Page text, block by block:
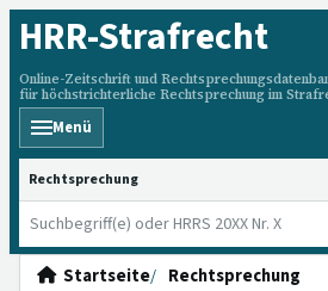
HRR-Strafrecht
Online-Zeitschrift und
für höchstrichterliche Rechtsprechung im
Menü
HRRS durchsuchen
Startseite
Rechtsprechung